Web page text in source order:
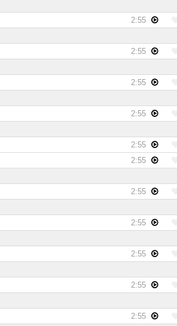
2:55
2:55
2:55
2:55
2:55
2:55
2:55
2:55
2:55
2:55
2:55